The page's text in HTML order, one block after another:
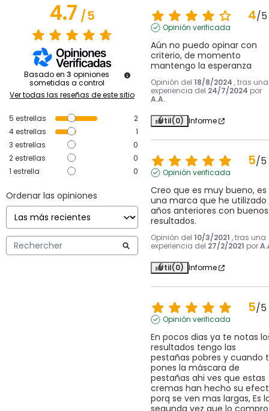
4.7/5
Basado en 3 opiniones
sometidas a control
Ver todas las reseñas de este sitio
5 estrellas
2
4estrellas
1
3 estrellas
0
2estrellas
0
1 estrella 0
Ordenar las opiniones
4/5
Opinión verificada
Aún no puedo opinar con
criterio, de momento
mantengo la esperanza
Opinión del 18/8/2024 , tras una
experiencia del 24/7/2024 por
A.A.
Útil(0) Informe
5/5
Opinión verificada
Creo que es muy bueno, es
una marca que he utilizado
años anteriores con buenos
resultados.
Opinión del 10/3/2021 , tras una
experiencia del 27/2/2021 por
Útil(0) Informe
5/5
Opinión verificada
En pocos dias ya te notas
resultados tengo las
pestañas pobres y cuando
pones la máscara de
pestañas ahi ves que estas
cremas han hecho su
porq se ven mas largas, Es